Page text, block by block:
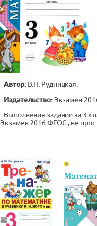
Автор: В.Н. Рудницкая.
Издательство:Экзамен
Выполнения заданий за 3
Экзамен 2016 ФГОС , не